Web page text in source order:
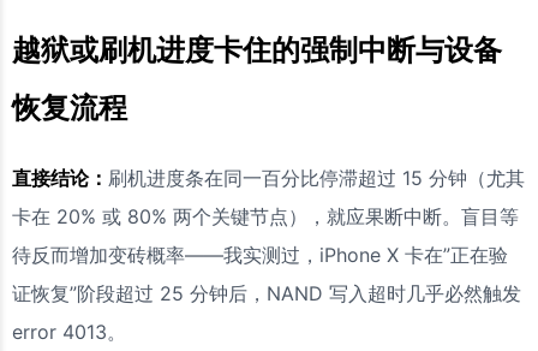
越狱或刷机进度卡住的强制中断与设备
恢复流程
直接结论： 刷机进度条在同一百分比停滞超过 15 分钟（尤其
卡在 20% 或 80% 两个关键节点），就应果断中断。盲目等
待反而增加变砖概率——我实测过，iPhone X 卡在”正在验
证恢复”阶段超过 25 分钟后，NAND 写入超时几乎必然触发
error 4013。